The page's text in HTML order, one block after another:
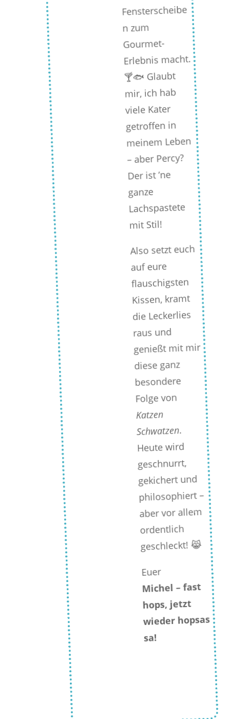
Fensterscheibe
n zum
Gourmet-
Erlebnis macht.
🍸🐟 Glaubt
mir, ich hab
viele Kater
getroffen in
meinem Leben
– aber Percy?
Der ist ’ne
ganze
Lachspastete
mit Stil!
Also setzt euch
auf eure
flauschigsten
Kissen, kramt
die Leckerlies
raus und
genießt mit mir
diese ganz
besondere
Folge von
Katzen
Schwatzen.
Heute wird
geschnurrt,
gekichert und
philosophiert –
aber vor allem
ordentlich
geschleckt! 😹
Euer
Michel – fast
hops, jetzt
wieder hopsas
sa!